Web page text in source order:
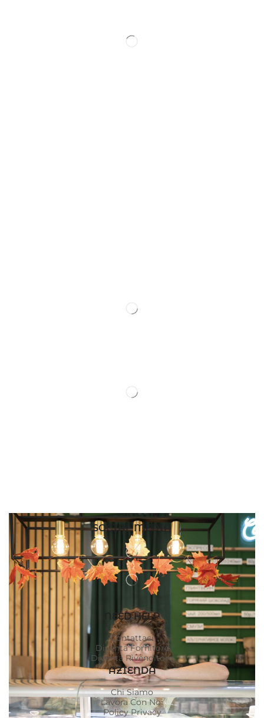
SOCIAL MEDIA
NEED HELP
Contattaci
Diventa Fornitore
Diventa Rivenditore
AZIENDA
Chi Siamo
Lavora Con Noi
Policy Privacy